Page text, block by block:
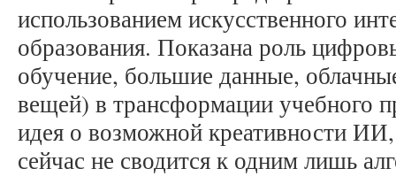
использованием искусственного
образования. Показана роль
обучение, большие данные,
вещей) в трансформации учебного
идея о возможной креативности
сейчас не сводится к одним лишь